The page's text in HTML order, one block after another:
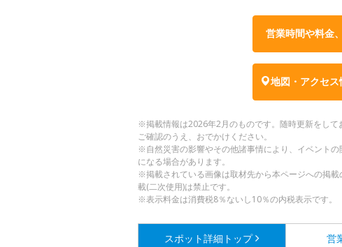
営業時間や料金
地図・アクセ
※掲載情報は2026年2月のものです。随時更新をし
ご確認のうえ、おでかけください。
※自然災害の影響やその他諸事情により、イベント
になる場合があります。
※掲載されている画像は取材先から本ページへの掲
載(二次使用)は禁止です。
※表示料金は消費税8％ないし10％の内税表示です。
スポット詳細 トップ 営